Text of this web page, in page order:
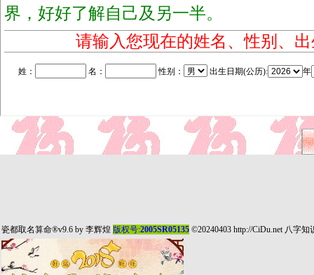
界，好好了解自己及另一半。
请输入您现在的姓名、性别、
姓： 名： 性别： 出生日期(公历): 年
瓷都取名算命®v9.6 by 李辉煌 版权号:2005SR05135 ©20240403 http://CiDu.net 八字知